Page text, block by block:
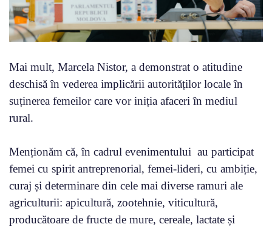
Mai mult, Marcela Nistor, a demonstrat o atitudine
deschisă în vederea implicării autorităților locale în
suținerea femeilor care vor iniția afaceri în mediul
rural.
Menționăm că, în cadrul evenimentului au participat
femei cu spirit antreprenorial, femei-lideri, cu ambiție,
curaj și determinare din cele mai diverse ramuri ale
agriculturii: apicultură, zootehnie, viticultură,
producătoare de fructe de mure, cereale, lactate și